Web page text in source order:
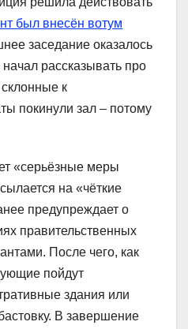
был внесён вотум
заседание оказалось
рассказывать про
к
покинули зал – потому
«серьёзные меры
на «чёткие
предупреждает о
правительственных
После чего, как
пойдут
здания или
В завершение